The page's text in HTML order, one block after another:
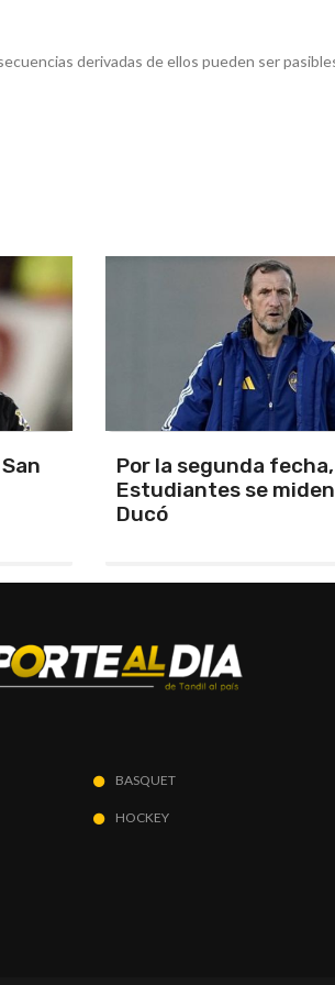
derivadas de ellos pueden ser
y
el
La cuarta fecha del
campeonato de
corre en Mar del Plata
BASQUET
HOCKEY